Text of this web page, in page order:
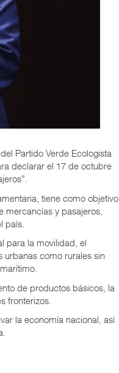
Partido Verde Ecologista
declarar el 17 de octubre
tiene como objetivo
y pasajeros,
país.
para la movilidad, el
urbanas como rurales sin
de productos básicos, la
fronterizos.
la economía nacional, así
equipamiento para movi
para tripul